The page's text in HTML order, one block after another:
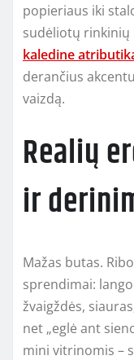
popieriaus iki
sudėliotų rinkinių
kaledine
derančius
vaizdą.
Realių
ir
Mažas butas.
sprendimai:
žvaigždės,
net „eglė ant
mini vitrinomis –